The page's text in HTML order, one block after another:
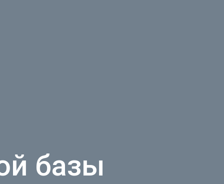
базы